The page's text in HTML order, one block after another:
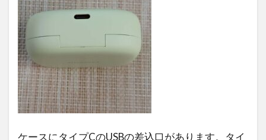
ケースにタイプCのUSBの差込口があります。タイ